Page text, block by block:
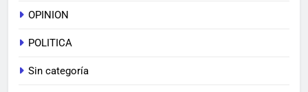
OPINION
POLITICA
Sin categoría